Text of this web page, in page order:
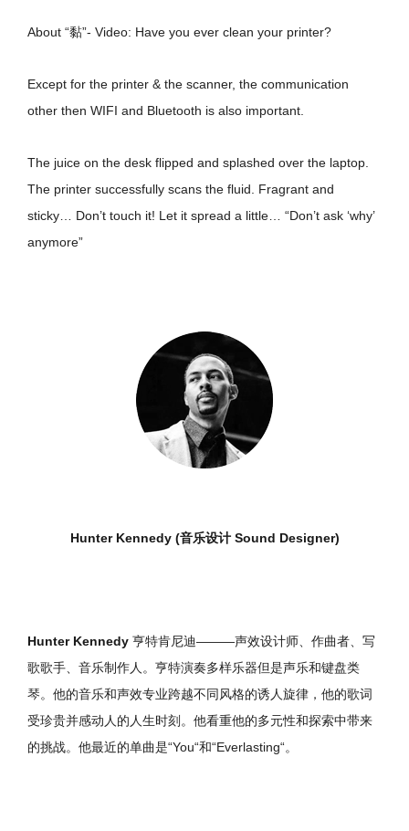
About “黏”- Video: Have you ever clean your printer?
Except for the printer & the scanner, the communication
other then WIFI and Bluetooth is also important.
The juice on the desk flipped and splashed over the laptop.
The printer successfully scans the fluid. Fragrant and
sticky… Don’t touch it! Let it spread a little… “Don’t ask ‘why’
anymore”
Hunter Kennedy (音乐设计 Sound Designer)
Hunter Kennedy 亨特肯尼迪———声效设计师、作曲者、写
歌歌手、音乐制作人。亨特演奏多样乐器但是声乐和键盘类
琴。他的音乐和声效专业跨越不同风格的诱人旋律，他的歌词
受珍贵并感动人的人生时刻。他看重他的多元性和探索中带来
的挑战。他最近的单曲是“You“和“Everlasting“。